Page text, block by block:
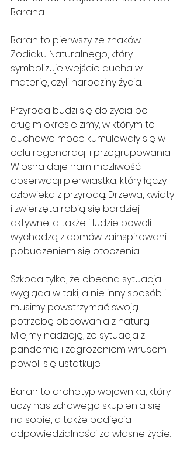
Barana.
Baran to pierwszy ze znaków
Zodiaku Naturalnego, który
symbolizuje wejście ducha w
materię, czyli narodziny życia.
Przyroda budzi się do życia po
długim okresie zimy, w którym to
duchowe moce kumulowały się w
celu regeneracji i przegrupowania.
Wiosna daje nam możliwość
obserwacji pierwiastka, który łączy
człowieka z przyrodą. Drzewa, kwiaty
i zwierzęta robią się bardziej
aktywne, a także i ludzie powoli
wychodzą z domów zainspirowani
pobudzeniem się otoczenia.
Szkoda tylko, że obecna sytuacja
wygląda w taki, a nie inny sposób i
musimy powstrzymać swoją
potrzebę obcowania z naturą.
Miejmy nadzieję, że sytuacja z
pandemią i zagrożeniem wirusem
powoli się ustatkuje.
Baran to archetyp wojownika, który
uczy nas zdrowego skupienia się
na sobie, a także podjęcia
odpowiedzialności za własne życie.